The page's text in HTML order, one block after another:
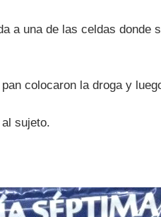
a una de las celdas donde
colocaron la droga y
sujeto.